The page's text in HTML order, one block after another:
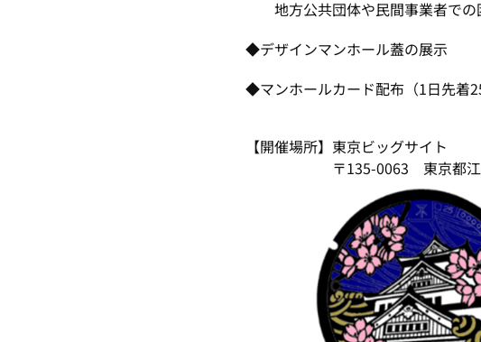
地方公共団体や民間事業者での
◆デザインマンホール蓋の展示
◆マンホールカード配布（1日先着
【開催場所】東京ビッグサイト
〒135-0063 東京都江東